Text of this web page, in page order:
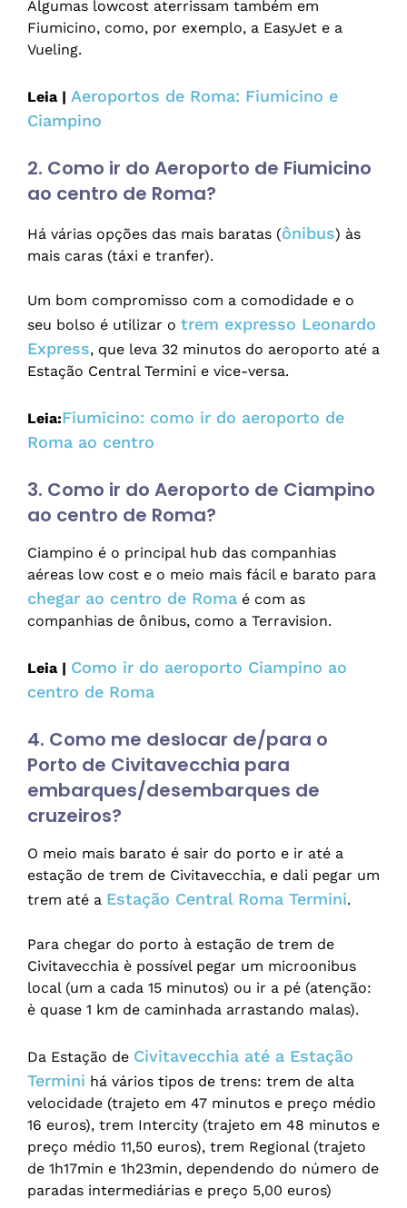
Algumas lowcost aterrissam também em
Fiumicino, como, por exemplo, a EasyJet e a
Vueling.
Leia | Aeroportos de Roma: Fiumicino e
Ciampino
2. Como ir do Aeroporto de Fiumicino
ao centro de Roma?
Há várias opções das mais baratas (ônibus) às
mais caras (táxi e tranfer).
Um bom compromisso com a comodidade e o
seu bolso é utilizar o trem expresso Leonardo
Express, que leva 32 minutos do aeroporto até a
Estação Central Termini e vice-versa.
Leia:Fiumicino: como ir do aeroporto de
Roma ao centro
3. Como ir do Aeroporto de Ciampino
ao centro de Roma?
Ciampino é o principal hub das companhias
aéreas low cost e o meio mais fácil e barato para
chegar ao centro de Roma é com as
companhias de ônibus, como a Terravision.
Leia | Como ir do aeroporto Ciampino ao
centro de Roma
4. Como me deslocar de/para o
Porto de Civitavecchia para
embarques/desembarques de
cruzeiros?
O meio mais barato é sair do porto e ir até a
estação de trem de Civitavecchia, e dali pegar um
trem até a Estação Central Roma Termini.
Para chegar do porto à estação de trem de
Civitavecchia è possível pegar um microonibus
local (um a cada 15 minutos) ou ir a pé (atenção:
è quase 1 km de caminhada arrastando malas).
Da Estação de Civitavecchia até a Estação
Termini há vários tipos de trens: trem de alta
velocidade (trajeto em 47 minutos e preço médio
16 euros), trem Intercity (trajeto em 48 minutos e
preço médio 11,50 euros), trem Regional (trajeto
de 1h17min e 1h23min, dependendo do número de
paradas intermediárias e preço 5,00 euros)